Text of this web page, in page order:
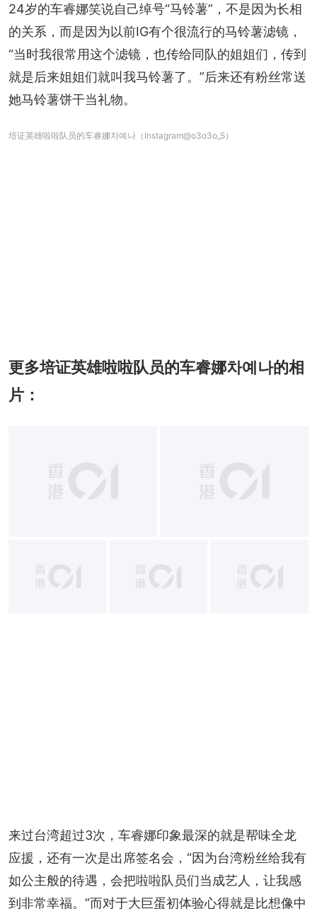
24岁的车睿娜笑说自己绰号“马铃薯”，不是因为长相
的关系，而是因为以前IG有个很流行的马铃薯滤镜，
“当时我很常用这个滤镜，也传给同队的姐姐们，传到
就是后来姐姐们就叫我马铃薯了。”后来还有粉丝常送
她马铃薯饼干当礼物。
培证英雄啦啦队员的车睿娜차예나（Instagram@o3o3o_5）
更多培证英雄啦啦队员的车睿娜차예나的相
片：
来过台湾超过3次，车睿娜印象最深的就是帮味全龙
应援，还有一次是出席签名会，“因为台湾粉丝给我有
如公主般的待遇，会把啦啦队员们当成艺人，让我感
到非常幸福。”而对于大巨蛋初体验心得就是比想像中